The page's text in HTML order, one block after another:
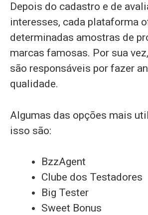
Depois do cadastro e de
interesses, cada plataforma
determinadas amostras de
marcas famosas. Por sua
são responsáveis por fazer
qualidade.
Algumas das opções mais
isso são:
BzzAgent
Clube dos Testadores
Big Tester
Sweet Bonus